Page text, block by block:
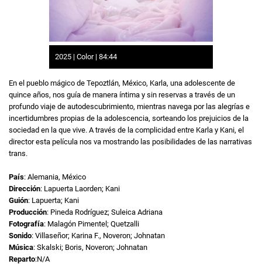
2025 | Color | 84:44
En el pueblo mágico de Tepoztlán, México, Karla, una adolescente de
quince años, nos guía de manera íntima y sin reservas a través de un
profundo viaje de autodescubrimiento, mientras navega por las alegrías e
incertidumbres propias de la adolescencia, sorteando los prejuicios de la
sociedad en la que vive. A través de la complicidad entre Karla y Kani, el
director esta película nos va mostrando las posibilidades de las narrativas
trans.
País: Alemania, México
Dirección: Lapuerta Laorden; Kani
Guión: Lapuerta; Kani
Producción: Pineda Rodríguez; Suleica Adriana
Fotografía: Malagón Pimentel; Quetzalli
Sonido: Villaseñor; Karina F., Noveron; Johnatan
Música: Skalski; Boris, Noveron; Johnatan
Reparto:N/A